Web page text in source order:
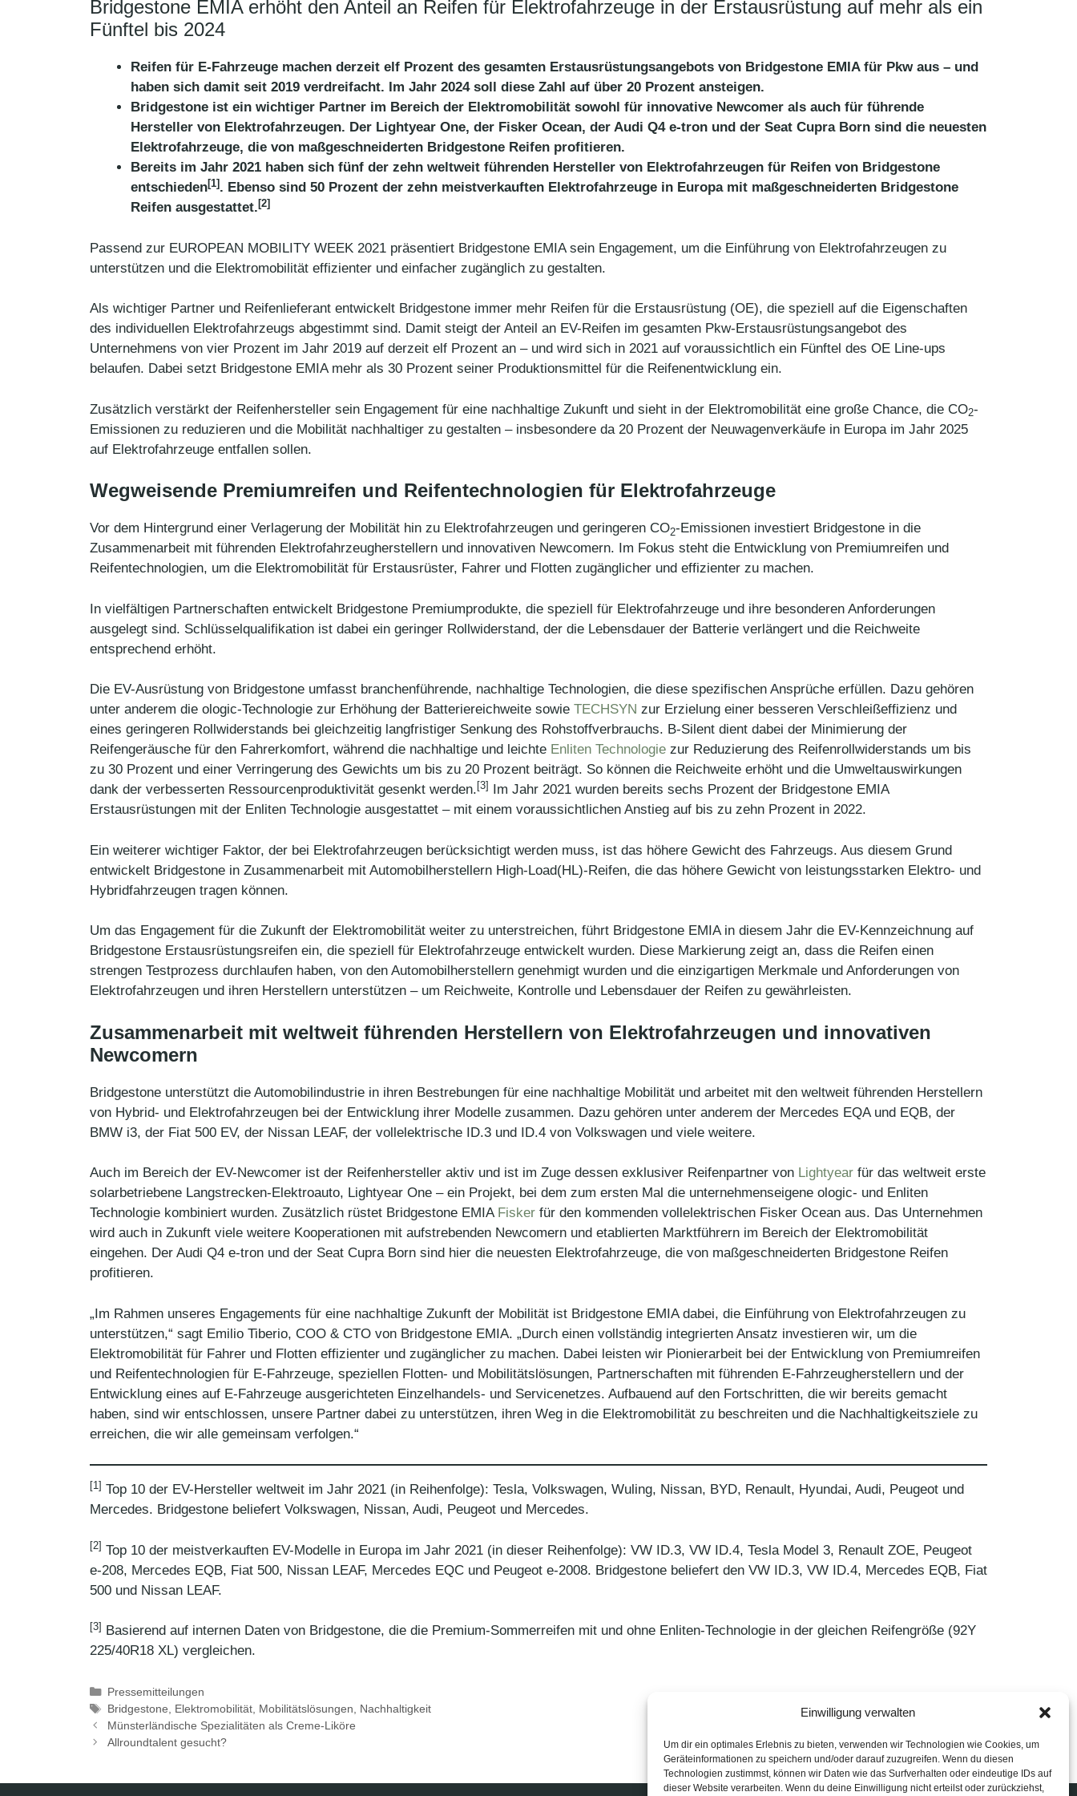
Einwilligung verwalten
Um dir ein optimales Erlebnis zu bieten, verwenden wir Technologien wie Cookies, um
Geräteinformationen zu speichern und/oder darauf zuzugreifen. Wenn du diesen
Technologien zustimmst, können wir Daten wie das Surfverhalten oder eindeutige IDs auf
dieser Website verarbeiten. Wenn du deine Einwilligung nicht erteilst oder zurückziehst,
Bridgestone EMIA erhöht den Anteil an Reifen für Elektrofahrzeuge in der Erstausrüstung auf mehr als ein
Fünftel bis 2024
Reifen für E-Fahrzeuge machen derzeit elf Prozent des gesamten Erstausrüstungsangebots von Bridgestone EMIA für Pkw aus – und
haben sich damit seit 2019 verdreifacht. Im Jahr 2024 soll diese Zahl auf über 20 Prozent ansteigen.
Bridgestone ist ein wichtiger Partner im Bereich der Elektromobilität sowohl für innovative Newcomer als auch für führende
Hersteller von Elektrofahrzeugen. Der Lightyear One, der Fisker Ocean, der Audi Q4 e-tron und der Seat Cupra Born sind die neuesten
Elektrofahrzeuge, die von maßgeschneiderten Bridgestone Reifen profitieren.
Bereits im Jahr 2021 haben sich fünf der zehn weltweit führenden Hersteller von Elektrofahrzeugen für Reifen von Bridgestone
entschieden[1]. Ebenso sind 50 Prozent der zehn meistverkauften Elektrofahrzeuge in Europa mit maßgeschneiderten Bridgestone
Reifen ausgestattet.[2]
Passend zur EUROPEAN MOBILITY WEEK 2021 präsentiert Bridgestone EMIA sein Engagement, um die Einführung von Elektrofahrzeugen zu
unterstützen und die Elektromobilität effizienter und einfacher zugänglich zu gestalten.
Als wichtiger Partner und Reifenlieferant entwickelt Bridgestone immer mehr Reifen für die Erstausrüstung (OE), die speziell auf die Eigenschaften
des individuellen Elektrofahrzeugs abgestimmt sind. Damit steigt der Anteil an EV-Reifen im gesamten Pkw-Erstausrüstungsangebot des
Unternehmens von vier Prozent im Jahr 2019 auf derzeit elf Prozent an – und wird sich in 2021 auf voraussichtlich ein Fünftel des OE Line-ups
belaufen. Dabei setzt Bridgestone EMIA mehr als 30 Prozent seiner Produktionsmittel für die Reifenentwicklung ein.
Zusätzlich verstärkt der Reifenhersteller sein Engagement für eine nachhaltige Zukunft und sieht in der Elektromobilität eine große Chance, die CO2-
Emissionen zu reduzieren und die Mobilität nachhaltiger zu gestalten – insbesondere da 20 Prozent der Neuwagenverkäufe in Europa im Jahr 2025
auf Elektrofahrzeuge entfallen sollen.
Wegweisende Premiumreifen und Reifentechnologien für Elektrofahrzeuge
Vor dem Hintergrund einer Verlagerung der Mobilität hin zu Elektrofahrzeugen und geringeren CO2-Emissionen investiert Bridgestone in die
Zusammenarbeit mit führenden Elektrofahrzeugherstellern und innovativen Newcomern. Im Fokus steht die Entwicklung von Premiumreifen und
Reifentechnologien, um die Elektromobilität für Erstausrüster, Fahrer und Flotten zugänglicher und effizienter zu machen.
In vielfältigen Partnerschaften entwickelt Bridgestone Premiumprodukte, die speziell für Elektrofahrzeuge und ihre besonderen Anforderungen
ausgelegt sind. Schlüsselqualifikation ist dabei ein geringer Rollwiderstand, der die Lebensdauer der Batterie verlängert und die Reichweite
entsprechend erhöht.
Die EV-Ausrüstung von Bridgestone umfasst branchenführende, nachhaltige Technologien, die diese spezifischen Ansprüche erfüllen. Dazu gehören
unter anderem die ologic-Technologie zur Erhöhung der Batteriereichweite sowie TECHSYN zur Erzielung einer besseren Verschleißeffizienz und
eines geringeren Rollwiderstands bei gleichzeitig langfristiger Senkung des Rohstoffverbrauchs. B-Silent dient dabei der Minimierung der
Reifengeräusche für den Fahrerkomfort, während die nachhaltige und leichte Enliten Technologie zur Reduzierung des Reifenrollwiderstands um bis
zu 30 Prozent und einer Verringerung des Gewichts um bis zu 20 Prozent beiträgt. So können die Reichweite erhöht und die Umweltauswirkungen
dank der verbesserten Ressourcenproduktivität gesenkt werden.[3]
Im Jahr 2021 wurden bereits sechs Prozent der Bridgestone EMIA
Erstausrüstungen mit der Enliten Technologie ausgestattet – mit einem voraussichtlichen Anstieg auf bis zu zehn Prozent in 2022.
Ein weiterer wichtiger Faktor, der bei Elektrofahrzeugen berücksichtigt werden muss, ist das höhere Gewicht des Fahrzeugs. Aus diesem Grund
entwickelt Bridgestone in Zusammenarbeit mit Automobilherstellern High-Load(HL)-Reifen, die das höhere Gewicht von leistungsstarken Elektro- und
Hybridfahrzeugen tragen können.
Um das Engagement für die Zukunft der Elektromobilität weiter zu unterstreichen, führt Bridgestone EMIA in diesem Jahr die EV-Kennzeichnung auf
Bridgestone Erstausrüstungsreifen ein, die speziell für Elektrofahrzeuge entwickelt wurden. Diese Markierung zeigt an, dass die Reifen einen
strengen Testprozess durchlaufen haben, von den Automobilherstellern genehmigt wurden und die einzigartigen Merkmale und Anforderungen von
Elektrofahrzeugen und ihren Herstellern unterstützen – um Reichweite, Kontrolle und Lebensdauer der Reifen zu gewährleisten.
Zusammenarbeit mit weltweit führenden Herstellern von Elektrofahrzeugen und innovativen
Newcomern
Bridgestone unterstützt die Automobilindustrie in ihren Bestrebungen für eine nachhaltige Mobilität und arbeitet mit den weltweit führenden Herstellern
von Hybrid- und Elektrofahrzeugen bei der Entwicklung ihrer Modelle zusammen. Dazu gehören unter anderem der Mercedes EQA und EQB, der
BMW i3, der Fiat 500 EV, der Nissan LEAF, der vollelektrische ID.3 und ID.4 von Volkswagen und viele weitere.
Auch im Bereich der EV-Newcomer ist der Reifenhersteller aktiv und ist im Zuge dessen exklusiver Reifenpartner von Lightyear für das weltweit erste
solarbetriebene Langstrecken-Elektroauto, Lightyear One – ein Projekt, bei dem zum ersten Mal die unternehmenseigene ologic- und Enliten
Technologie kombiniert wurden. Zusätzlich rüstet Bridgestone EMIA Fisker für den kommenden vollelektrischen Fisker Ocean aus. Das Unternehmen
wird auch in Zukunft viele weitere Kooperationen mit aufstrebenden Newcomern und etablierten Marktführern im Bereich der Elektromobilität
eingehen. Der Audi Q4 e-tron und der Seat Cupra Born sind hier die neuesten Elektrofahrzeuge, die von maßgeschneiderten Bridgestone Reifen
profitieren.
„Im Rahmen unseres Engagements für eine nachhaltige Zukunft der Mobilität ist Bridgestone EMIA dabei, die Einführung von Elektrofahrzeugen zu
unterstützen,“ sagt Emilio Tiberio, COO & CTO von Bridgestone EMIA. „Durch einen vollständig integrierten Ansatz investieren wir, um die
Elektromobilität für Fahrer und Flotten effizienter und zugänglicher zu machen. Dabei leisten wir Pionierarbeit bei der Entwicklung von Premiumreifen
und Reifentechnologien für E-Fahrzeuge, speziellen Flotten- und Mobilitätslösungen, Partnerschaften mit führenden E-Fahrzeugherstellern und der
Entwicklung eines auf E-Fahrzeuge ausgerichteten Einzelhandels- und Servicenetzes. Aufbauend auf den Fortschritten, die wir bereits gemacht
haben, sind wir entschlossen, unsere Partner dabei zu unterstützen, ihren Weg in die Elektromobilität zu beschreiten und die Nachhaltigkeitsziele zu
erreichen, die wir alle gemeinsam verfolgen.“
[1] Top 10 der EV-Hersteller weltweit im Jahr 2021 (in Reihenfolge): Tesla, Volkswagen, Wuling, Nissan, BYD, Renault, Hyundai, Audi, Peugeot und
Mercedes. Bridgestone beliefert Volkswagen, Nissan, Audi, Peugeot und Mercedes.
[2] Top 10 der meistverkauften EV-Modelle in Europa im Jahr 2021 (in dieser Reihenfolge): VW ID.3, VW ID.4, Tesla Model 3, Renault ZOE, Peugeot
e-208, Mercedes EQB, Fiat 500, Nissan LEAF, Mercedes EQC und Peugeot e-2008. Bridgestone beliefert den VW ID.3, VW ID.4, Mercedes EQB, Fiat
500 und Nissan LEAF.
[3] Basierend auf internen Daten von Bridgestone, die die Premium-Sommerreifen mit und ohne Enliten-Technologie in der gleichen Reifengröße (92Y
225/40R18 XL) vergleichen.
Kategorien
Pressemitteilungen
Schlagwörter
Bridgestone, Elektromobilität, Mobilitätslösungen, Nachhaltigkeit
Münsterländische Spezialitäten als Creme-Liköre
Allroundtalent gesucht?